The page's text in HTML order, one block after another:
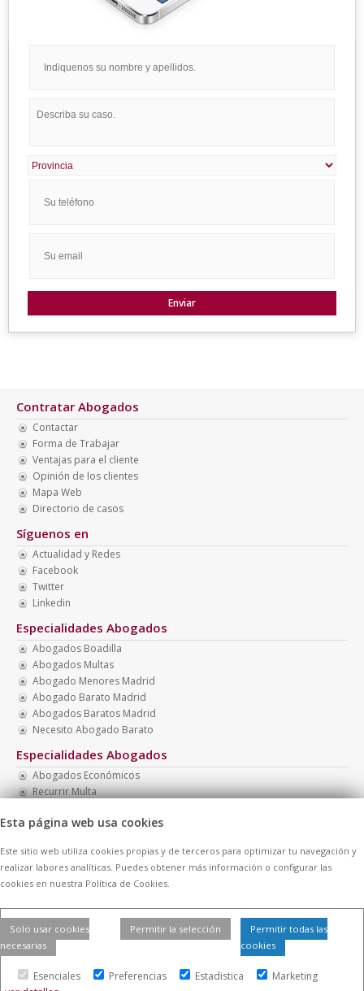
Contratar Abogados
Contactar
Forma de Trabajar
Ventajas para el cliente
Opinión de los clientes
Mapa Web
Directorio de casos
Síguenos en
Actualidad y Redes
Facebook
Twitter
Linkedin
Especialidades Abogados
Abogados Boadilla
Abogados Multas
Abogado Menores Madrid
Abogado Barato Madrid
Abogados Baratos Madrid
Necesito Abogado Barato
Especialidades Abogados
Abogados Económicos
Recurrir Multa
Recurrir Multa Tráfico
Multa Botellón
Contratar Abogados. | Aviso Legal Cookies| Todos los
derechos reservados
Esta página web usa cookies
Este sitio web utiliza cookies propias y de terceros para optimizar tu navegación y
realizar labores analíticas. Puedes obtener más información o configurar las
cookies en nuestra Política de Cookies.
Solo usar cookies
necesarias
Permitir la selección
Permitir todas las
cookies
Esenciales Preferencias Estadistica
Marketing